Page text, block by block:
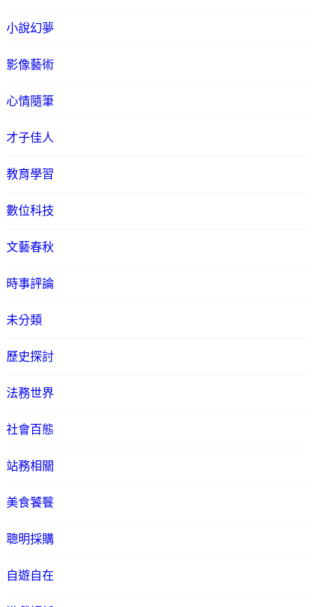
小說幻夢
影像藝術
心情隨筆
才子佳人
教育學習
數位科技
文藝春秋
時事評論
未分類
歷史探討
法務世界
社會百態
站務相關
美食饕餮
聰明採購
自遊自在